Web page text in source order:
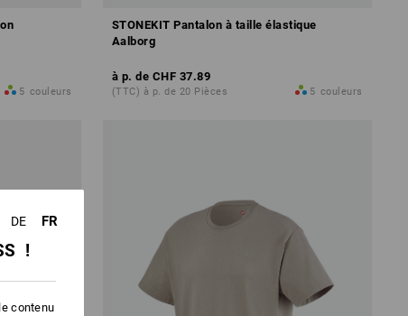
5 couleurs
STONEKIT Pantalon à taille élastique
Aalborg
à p. de CHF 37.89
(TTC) à p. de 20 Pièces 5 couleurs
DE FR
!
contenu